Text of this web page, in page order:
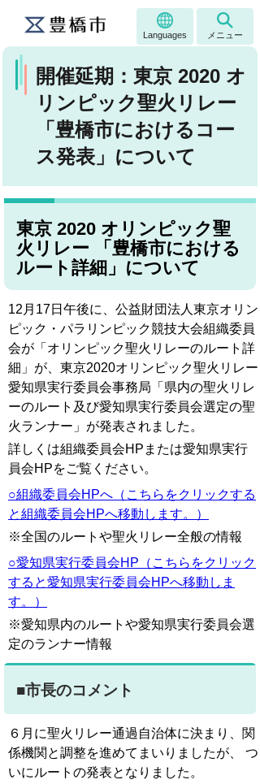
Languages メニュー
開催延期：東京 2020 オ
リンピック聖火リレー
「豊橋市におけるコー
ス発表」について
東京 2020 オリンピック聖
火リレー 「豊橋市における
ルート詳細」について
12月17日午後に、公益財団法人東京オリン
ピック・パラリンピック競技大会組織委員
会が「オリンピック聖火リレーのルート詳
細」が、東京2020オリンピック聖火リレー
愛知県実行委員会事務局「県内の聖火リレ
ーのルート及び愛知県実行委員会選定の聖
火ランナー」が発表されました。
詳しくは組織委員会HPまたは愛知県実行
員会HPをご覧ください。
○組織委員会HPへ（こちらをクリックする
と組織委員会HPへ移動します。）
※全国のルートや聖火リレー全般の情報
○愛知県実行委員会HP（こちらをクリック
すると愛知県実行委員会HPへ移動しま
す。）
※愛知県内のルートや愛知県実行委員会選
定のランナー情報
■市長のコメント
６月に聖火リレー通過自治体に決まり、関
係機関と調整を進めてまいりましたが、 つ
いにルートの発表となりました。